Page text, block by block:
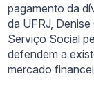
pagamento da
da UFRJ,
Serviço Social
defendem a
mercado